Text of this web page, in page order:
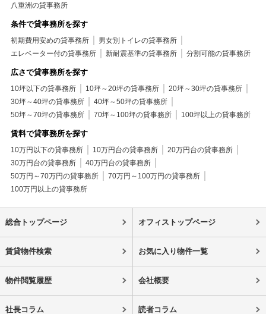
八重洲の貸事務所
条件で貸事務所を探す
初期費用安めの貸事務所
男女別トイレの貸事務所
エレベーター付の貸事務所
新耐震基準の貸事務所 分割可能の貸事務所
広さで貸事務所を探す
10坪以下の貸事務所 10坪～20坪の貸事務所
20坪～30坪の貸事務所
30坪～40坪の貸事務所
40坪～50坪の貸事務所
50坪～70坪の貸事務所
70坪～100坪の貸事務所 100坪以上の貸事務所
賃料で貸事務所を探す
10万円以下の貸事務所 10万円台の貸事務所
20万円台の貸事務所
30万円台の貸事務所
40万円台の貸事務所
50万円～70万円の貸事務所
70万円～100万円の貸事務所
100万円以上の貸事務所
総合トップページ オフィストップページ
賃貸物件検索 お気に入り物件一覧
物件閲覧履歴 会社概要
社長コラム 読者コラム